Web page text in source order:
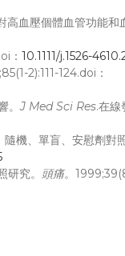
血壓個體血管功能和
： 10.1111/j.1526-
2):111-124.doi：
。J Med Sci Res.在線
、單盲、安慰劑對照
究。 頭痛。